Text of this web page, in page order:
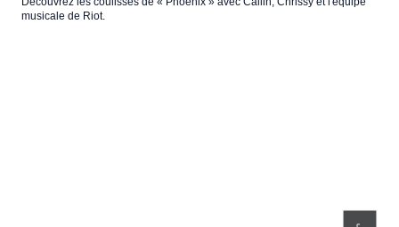
musicale de Riot.